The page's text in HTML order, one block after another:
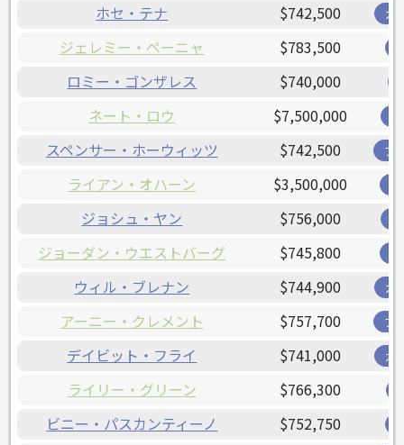
ホセ・テナ $742,500 ガ
ジェレミー・ペーニャ $783,500
ロミー・ゴンザレス $740,000
ネート・ロウ $7,500,000
スペンサー・ホーウィッツ $742,500 ブ
ライアン・オハーン $3,500,000
ジョシュ・ヤン $756,000
ジョーダン・ウエストバーグ $745,800
ウィル・ブレナン $744,900 ガ
アーニー・クレメント $757,700 ブ
デイビット・フライ $741,000 ガ
ライリー・グリーン $766,300
ビニー・パスカンティーノ $752,750